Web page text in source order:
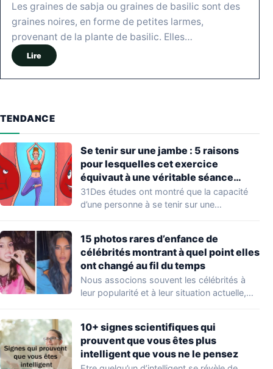
Les graines de sabja ou graines de basilic sont des
graines noires, en forme de petites larmes,
provenant de la plante de basilic. Elles…
Lire
TENDANCE
Se tenir sur une jambe : 5 raisons
pour lesquelles cet exercice
équivaut à une véritable séance
d’entraînement
31Des études ont montré que la capacité
d’une personne à se tenir sur une…
15 photos rares d’enfance de
célébrités montrant à quel point elles
ont changé au fil du temps
Nous associons souvent les célébrités à
leur popularité et à leur situation actuelle,
10+ signes scientifiques qui
prouvent que vous êtes plus
intelligent que vous ne le pensez